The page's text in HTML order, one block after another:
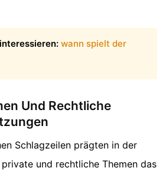
wann spielt der
Und Rechtliche
Schlagzeilen prägten in der
und rechtliche Themen das